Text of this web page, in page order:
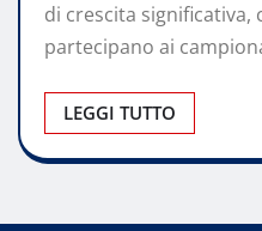
di crescita significativa,
partecipano ai
LEGGI TUTTO